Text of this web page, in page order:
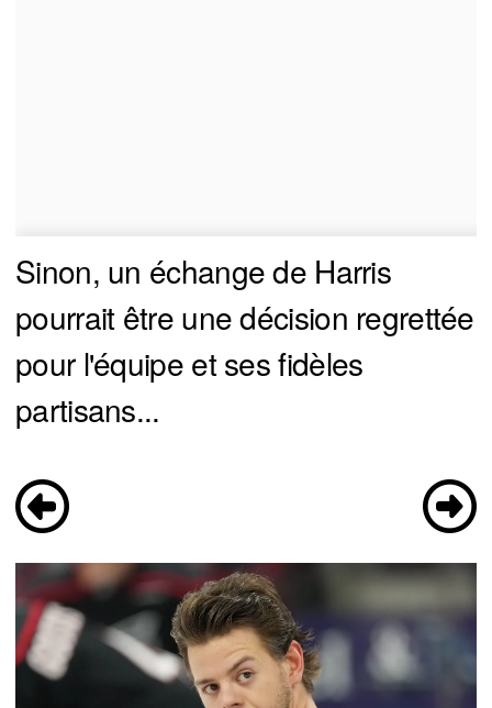
Sinon, un échange de Harris
pourrait être une décision regrettée
pour l'équipe et ses fidèles
partisans...